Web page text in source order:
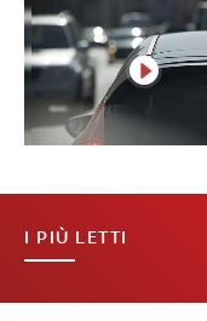
I PIÙ LETTI